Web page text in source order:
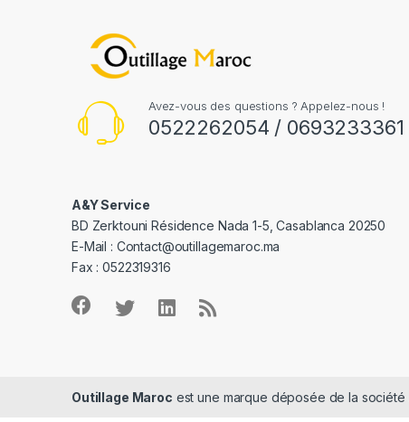
Avez-vous des questions ? Appelez-nous !
0522262054 / 0693233361
A&Y Service
BD Zerktouni Résidence Nada 1-5, Casablanca 20250
E-Mail : Contact@outillagemaroc.ma
Fax : 0522319316
Outillage Maroc est une marque déposée de la société